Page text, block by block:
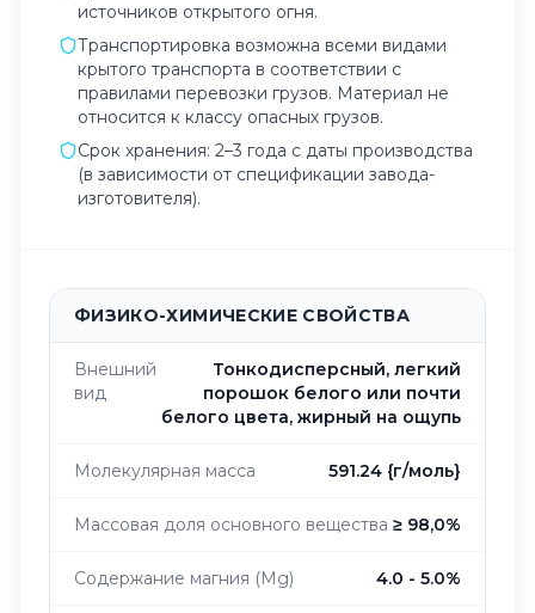
источников открытого огня.
Транспортировка возможна всеми видами
крытого транспорта в соответствии с
правилами перевозки грузов. Материал не
относится к классу опасных грузов.
Срок хранения: 2–3 года с даты производства
(в зависимости от спецификации завода-
изготовителя).
ФИЗИКО-ХИМИЧЕСКИЕ СВОЙСТВА
Внешний
вид
Тонкодисперсный, легкий
порошок белого или почти
белого цвета, жирный на ощупь
Молекулярная масса 591.24 {г/моль}
Массовая доля основного вещества ≥ 98,0%
Содержание магния (Mg) 4.0 - 5.0%